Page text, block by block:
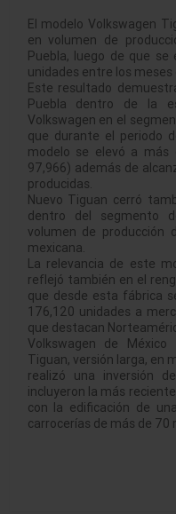
El modelo Volkswagen
en volumen de
Puebla, luego de que
unidades entre los
Este resultado
Puebla dentro de la
Volkswagen en el
que durante el periodo
modelo se elevó a más
97,966) además de
producidas.
Nuevo Tiguan cerró
dentro del segmento
volumen de
mexicana.
La relevancia de este
reflejó también en el
que desde esta fábrica
176,120 unidades a
que destacan
Volkswagen de
Tiguan, versión larga, en
realizó una inversión
incluyeron la más
con la edificación de
carrocerías de más de 70